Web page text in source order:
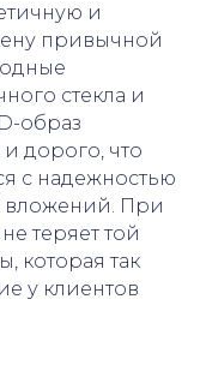
и
привычной
стекла и
образ
дорого, что
с надежностью
вложений. При
теряет той
которая так
у клиентов